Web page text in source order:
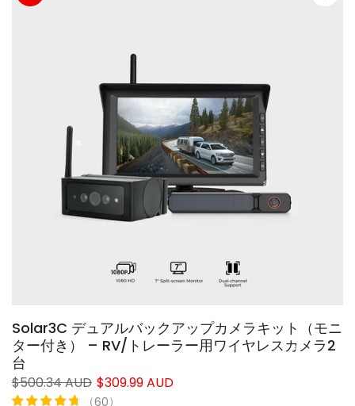
Solar3C デュアルバックアップカメラキット（モニ
ター付き） – RV/トレーラー用ワイヤレスカメラ2
台
$500.34 AUD $309.99 AUD
（60）
❄